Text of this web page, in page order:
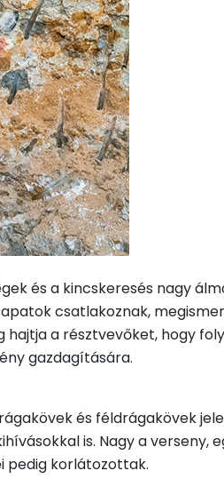
és a kincskeresés nagy
csatlakoznak,
hajtja a résztvevőket, hogy
gazdagítására.
és féldrágakövek
is. Nagy a verseny,
pedig korlátozottak.